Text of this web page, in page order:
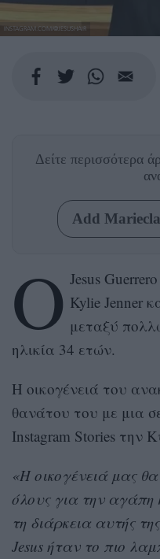
INSTAGRAM.COM/@JESUSHAIR
Δείτε περισσότερα
Add
Ο Jesus
Kylie Jenner
μεταξύ
ηλικία 34 ετών.
Η οικογένειά του
θανάτου του με μια
Instagram Stories την
«Η οικογένειά μας
όλους για την αγάπη
τη διάρκεια αυτής
Jesus ήταν το πιο